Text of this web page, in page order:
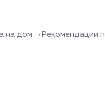
на дом Рекомендации